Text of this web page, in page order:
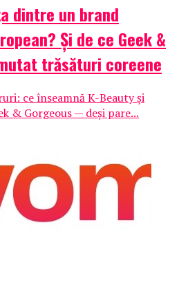
dintre un brand
Și de ce Geek &
trăsături coreene
ce înseamnă K-Beauty și
& Gorgeous — deși pare...